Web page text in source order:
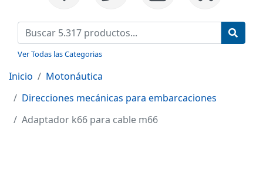
Ver Todas las Categorias
Inicio
Motonáutica
Direcciones mecánicas para embarcaciones
Adaptador k66 para cable m66